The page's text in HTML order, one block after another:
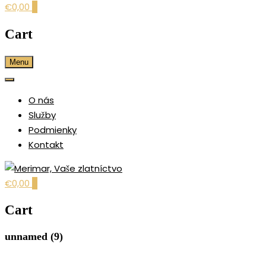
šperky pre každú príležitosť
€0,00
Cart
Menu
O nás
Služby
Podmienky
Kontakt
šperky pre každú príležitosť
€0,00
Cart
unnamed (9)